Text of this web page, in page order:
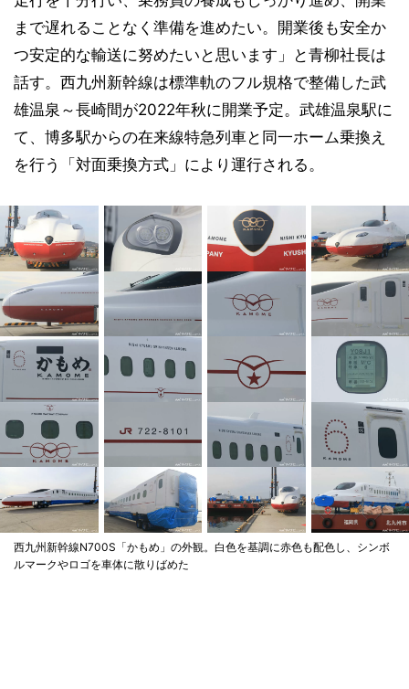
まで遅れることなく準備を進めたい。開業後も安全か
つ安定的な輸送に努めたいと思います」と青柳社長は
話す。西九州新幹線は標準軌のフル規格で整備した武
雄温泉～長崎間が2022年秋に開業予定。武雄温泉駅に
て、博多駅からの在来線特急列車と同一ホーム乗換え
を行う「対面乗換方式」により運行される。
西九州新幹線N700S「かもめ」の外観。白色を基調に赤色も配色し、シンボ
ルマークやロゴを車体に散りばめた